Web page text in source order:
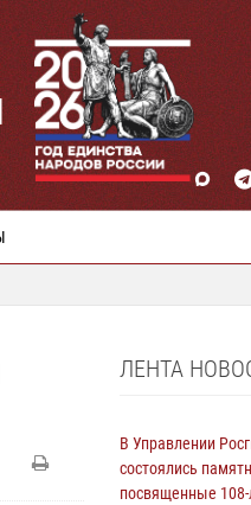
ЛЕНТА
В Управлении
состоялись
посвященные